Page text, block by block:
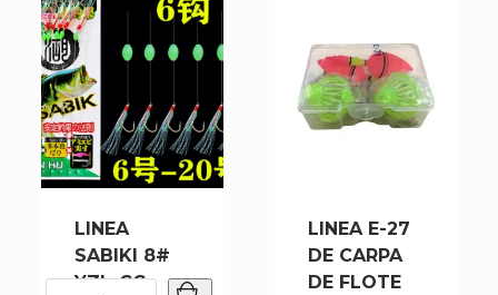
LINEA
SABIKI 8#
YZL-CG-
LINEA E-27
DE CARPA
DE FLOTE